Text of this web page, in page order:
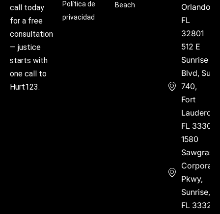
call today
for a free
consultation
— justice
starts with
one call to
Hurt123.
Política de
privacidad
Beach
Orlando,
FL
32801
512 E
Sunrise
Blvd, Suite
740,
Fort
FL 33304
1580
Sawgrass
Corporate
Pkwy,
Sunrise,
FL 33323